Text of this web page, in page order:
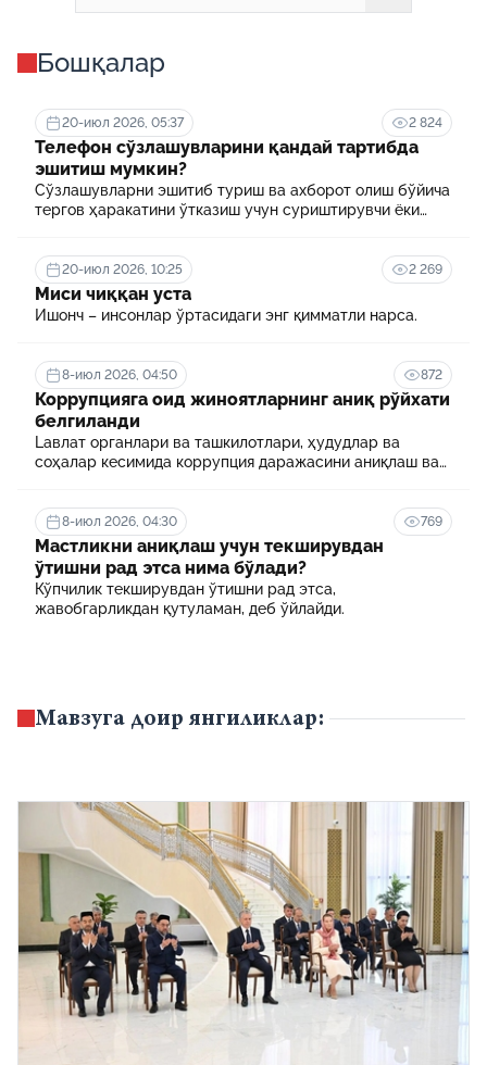
Бошқалар
20-июл 2026, 05:37 2 824
Телефон сўзлашувларини қандай тартибда
эшитиш мумкин?
Сўзлашувларни эшитиб туриш ва ахборот олиш бўйича
тергов ҳаракатини ўтказиш учун суриштирувчи ёки
20-июл 2026, 10:25 2 269
Миси чиққан уста
Ишонч – инсонлар ўртасидаги энг қимматли нарса.
8-июл 2026, 04:50 872
Коррупцияга оид жиноятларнинг аниқ рўйхати
белгиланди
Lавлат органлари ва ташкилотлари, ҳудудлар ва
соҳалар кесимида коррупция даражасини аниқлаш ва
8-июл 2026, 04:30 769
Мастликни аниқлаш учун текширувдан
ўтишни рад этса нима бўлади?
Кўпчилик текширувдан ўтишни рад этса,
жавобгарликдан қутуламан, деб ўйлайди.
Мавзуга доир янгиликлар: